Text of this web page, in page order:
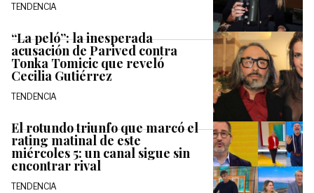
TENDENCIA
“La peló”: la inesperada
acusación de Parived contra
Tonka Tomicic que reveló
Cecilia Gutiérrez
TENDENCIA
El rotundo triunfo que marcó el
rating matinal de este
miércoles 5: un canal sigue sin
encontrar rival
TENDENCIA